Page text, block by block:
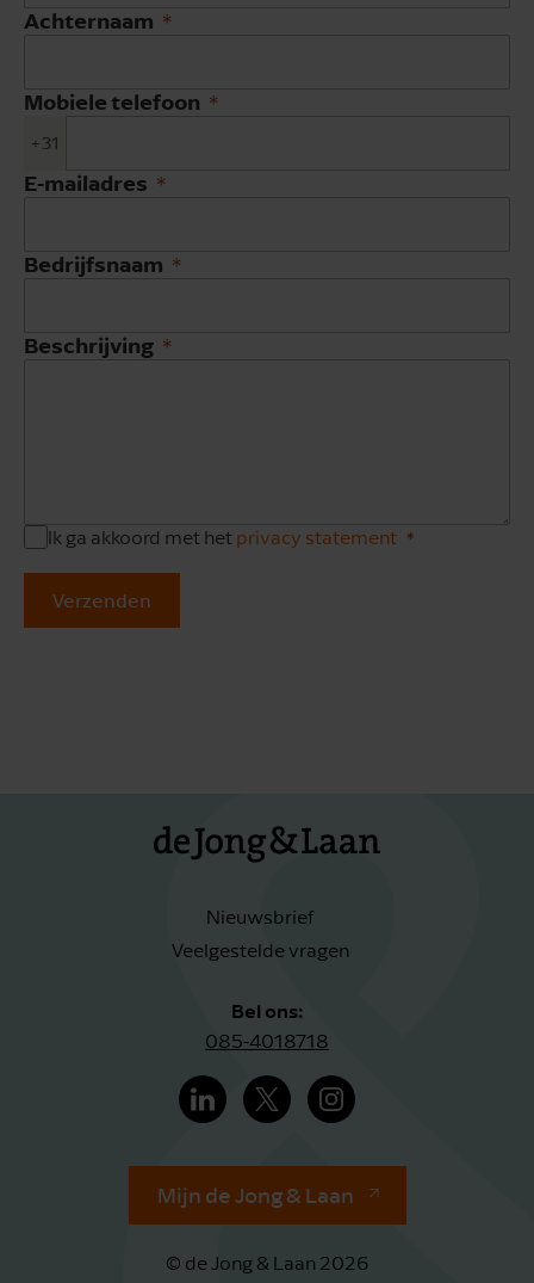
Achternaam
Mobiele telefoon
+31
E-mailadres
Bedrijfsnaam
Beschrijving
Ik ga akkoord met het privacy statement
Verzenden
Nieuwsbrief
Veelgestelde vragen
Bel ons:
085-4018718
Mijn de Jong & Laan
© de Jong & Laan 2026